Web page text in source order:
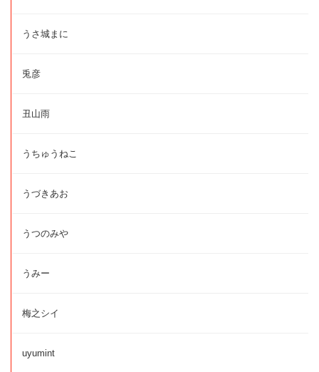
うさ城まに
兎彦
丑山雨
うちゅうねこ
うづきあお
うつのみや
うみー
梅之シイ
uyumint